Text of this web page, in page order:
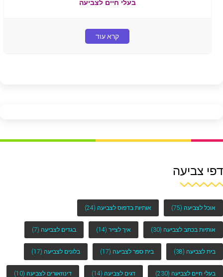
בעלי חיים לצביעה
קרא עוד
דפי צביעה
אוכל לצביעה (75) אותיות בדפוס לצביעה (24)
אותיות בכתב לצביעה (30) איך לצייר (14) בגדים לצביעה (7)
בית לצביעה (38) בית ספר לצביעה (17) בלונים לצביעה (17)
בעלי חיים לצביעה (230) דגים לצביעה (14) דינוזאורים לצביעה (10)